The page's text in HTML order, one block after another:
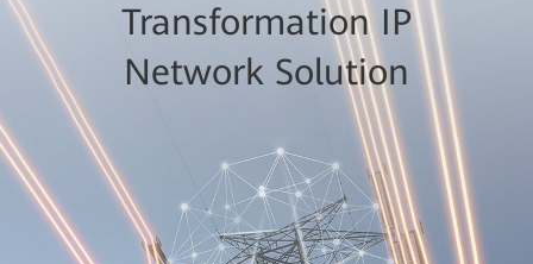
Transformation IP
Network Solution